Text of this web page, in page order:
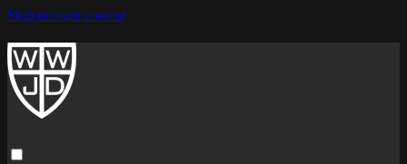
Skip to main content